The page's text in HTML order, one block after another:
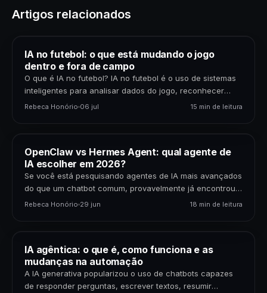
Artigos relacionados
IA no futebol: o que está mudando o jogo
dentro e fora de campo
O que é IA no futebol? IA no futebol é o uso de sistemas
inteligentes para analisar dados do jogo, reconhecer
padrões, gerar previsões,…
Rebeca Honório 06 jul 15 min de leitura
OpenClaw vs Hermes Agent: qual agente de
IA escolher em 2026?
Se você está pesquisando agentes de IA mais avançados
do que um chatbot comum, provavelmente já encontrou
dois nomes: OpenClaw e Hermes Agent. Os…
Rebeca Honório 29 jun 18 min de leitura
IA agêntica: o que é, como funciona e as
mudanças na automação
A IA generativa popularizou o uso de chatbots capazes
de responder perguntas, escrever textos, resumir